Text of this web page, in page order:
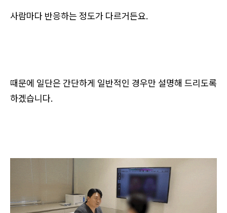
사람마다 반응하는 정도가 다르거든요.
때문에 일단은 간단하게 일반적인 경우만 설명해 드리도록
하겠습니다.